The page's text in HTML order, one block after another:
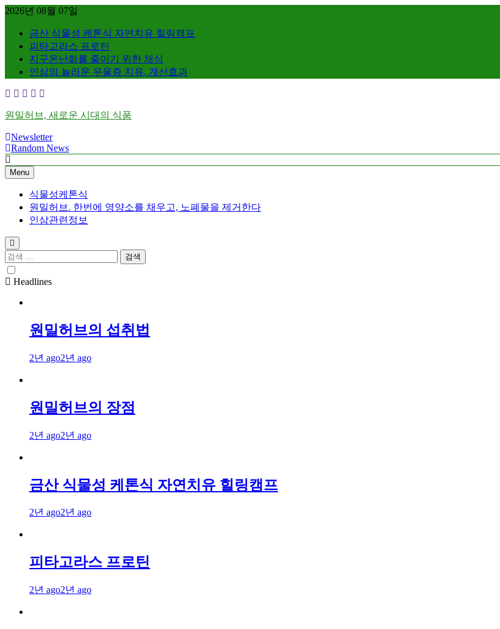
Skip
content
2026년 08월 07일
금산 식물성 케톤식 자연치유 힐링캠프
피타고라스 프로틴
지구온난화를 줄이기 위한 채식
인삼의 놀라운 우울증 치유, 개선효과
원밀허브, 새로운 시대의 식품
Newsletter
Random News
Menu
식물성케톤식
원밀허브. 한번에 영양소를 채우고, 노폐물을 제거한다
인삼관련정보
검
색:
Headlines
원밀허브의 섭취법
2년 ago2년 ago
원밀허브의 장점
2년 ago2년 ago
금산 식물성 케톤식 자연치유 힐링캠프
2년 ago2년 ago
피타고라스 프로틴
2년 ago2년 ago